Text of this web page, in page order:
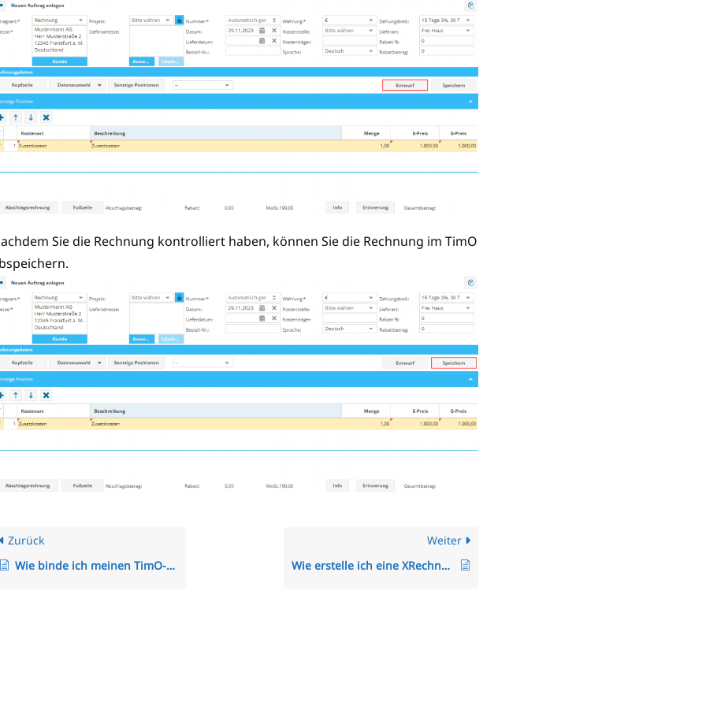
Sie die Rechnung kontrolliert haben, können Sie die Rechnung im TimO
Zurück
Wie binde ich meinen TimO-Kalender per CalDav in ein fremdes System ein?
Weiter
Wie erstelle ich eine XRechnung?